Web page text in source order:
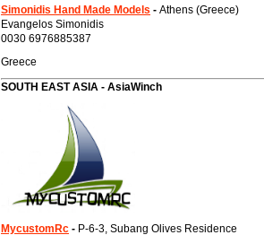
Simonidis Hand Made Models - Athens (Greece)
Evangelos Simonidis
0030 6976885387
Greece
SOUTH EAST ASIA - AsiaWinch
MycustomRc - P-6-3, Subang Olives Residence